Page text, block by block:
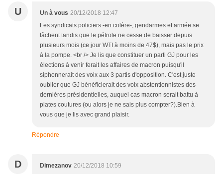
U Un à vous 20/12/2018 12:47
Les syndicats policiers -en colère-, gendarmes et armée se
fâchent tandis que le pétrole ne cesse de baisser depuis
plusieurs mois (ce jour WTI à moins de 47$), mais pas le prix
à la pompe. <br /> Je lis que constituer un parti GJ pour les
élections à venir ferait les affaires de macron puisqu'il
siphonnerait des voix aux 3 partis d'opposition. C'est juste
oublier que GJ bénéficierait des voix abstentionnistes des
dernières présidentielles, auquel cas macron serait battu à
plates coutures (ou alors je ne sais plus compter?).Bien à
vous que je lis avec grand plaisir.
Répondre
D Dimezanov 20/12/2018 10:59